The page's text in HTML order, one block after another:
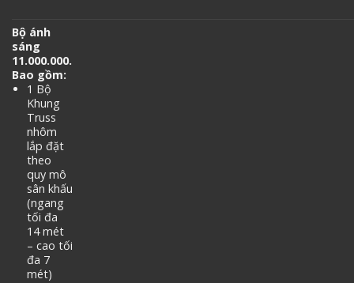
Bộ ánh
sáng
11.000.000.
Bao gồm:
1 Bộ
Khung
Truss
nhôm
lắp đặt
theo
quy mô
sân khấu
(ngang
tối đa
14 mét
– cao tối
đa 7
mét)